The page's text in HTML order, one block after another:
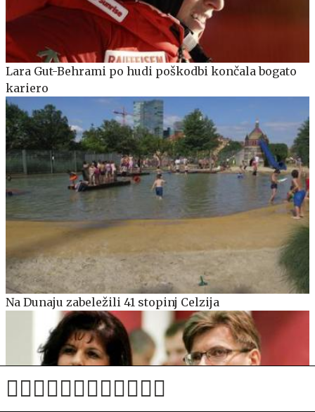
Lara Gut-Behrami po hudi poškodbi končala bogato
kariero
Na Dunaju zabeležili 41 stopinj Celzija